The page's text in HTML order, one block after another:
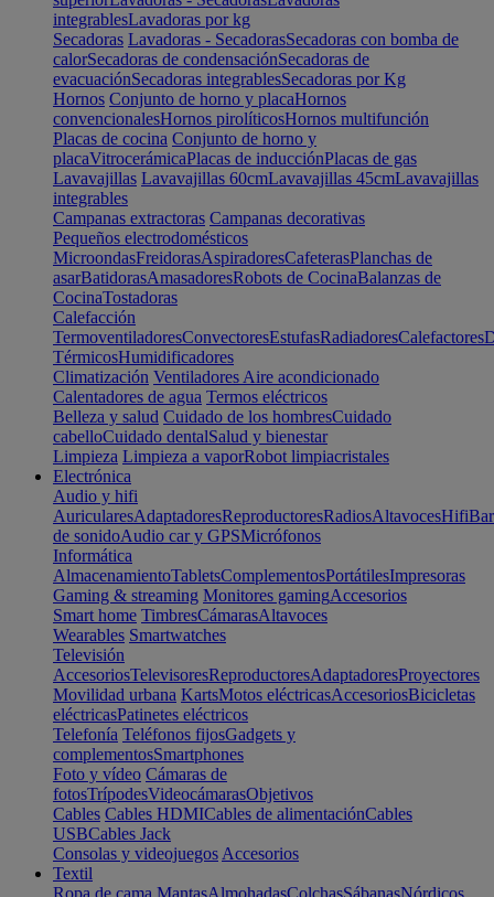
integrablesLavadoras por kg
Secadoras Lavadoras - SecadorasSecadoras con bomba de
calorSecadoras de condensaciónSecadoras de
evacuaciónSecadoras integrablesSecadoras por Kg
Hornos Conjunto de horno y placaHornos
convencionalesHornos pirolíticosHornos multifunción
Placas de cocina Conjunto de horno y
placaVitrocerámicaPlacas de inducciónPlacas de gas
Lavavajillas Lavavajillas 60cmLavavajillas 45cmLavavajillas
integrables
Campanas extractoras Campanas decorativas
Pequeños electrodomésticos
MicroondasFreidorasAspiradoresCafeterasPlanchas de
asarBatidorasAmasadoresRobots de CocinaBalanzas de
CocinaTostadoras
Calefacción
TermoventiladoresConvectoresEstufasRadiadoresCalefactores
TérmicosHumidificadores
Climatización Ventiladores Aire acondicionado
Calentadores de agua Termos eléctricos
Belleza y salud Cuidado de los hombresCuidado
cabelloCuidado dentalSalud y bienestar
Limpieza Limpieza a vaporRobot limpiacristales
Electrónica
Audio y hifi
AuricularesAdaptadoresReproductoresRadiosAltavocesHifi
de sonidoAudio car y GPSMicrófonos
Informática
AlmacenamientoTabletsComplementosPortátilesImpresoras
Gaming & streaming Monitores gamingAccesorios
Smart home TimbresCámarasAltavoces
Wearables Smartwatches
Televisión
AccesoriosTelevisoresReproductoresAdaptadoresProyectores
Movilidad urbana KartsMotos eléctricasAccesoriosBicicletas
eléctricasPatinetes eléctricos
Telefonía Teléfonos fijosGadgets y
complementosSmartphones
Foto y vídeo Cámaras de
fotosTrípodesVideocámarasObjetivos
Cables Cables HDMICables de alimentaciónCables
USBCables Jack
Consolas y videojuegos Accesorios
Textil
Ropa de cama MantasAlmohadasColchasSábanasNórdicos